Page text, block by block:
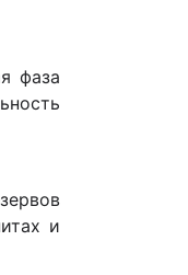
фаза
и